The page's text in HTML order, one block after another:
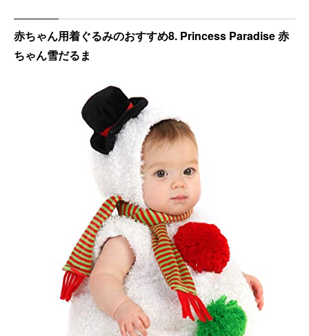
赤ちゃん用着ぐるみのおすすめ8. Princess Paradise 赤
ちゃん雪だるま